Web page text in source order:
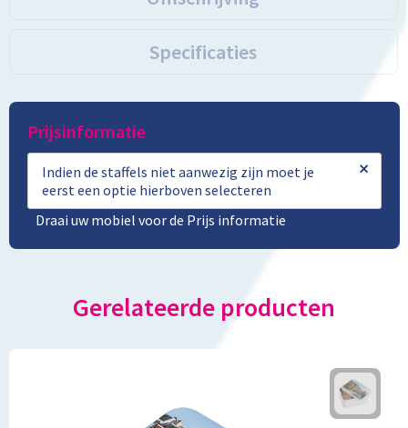
Specificaties
Prijsinformatie
Indien de staffels niet aanwezig zijn moet je
eerst een optie hierboven selecteren
×
Draai uw mobiel voor de Prijs informatie
Gerelateerde producten